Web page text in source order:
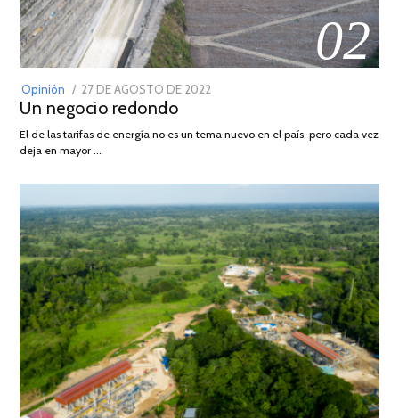
02
Opinión
POSTED
ON
27 DE AGOSTO DE 2022
DE
Un negocio redondo
El de las tarifas de energía no es un tema nuevo en el país, pero cada vez
deja en mayor …